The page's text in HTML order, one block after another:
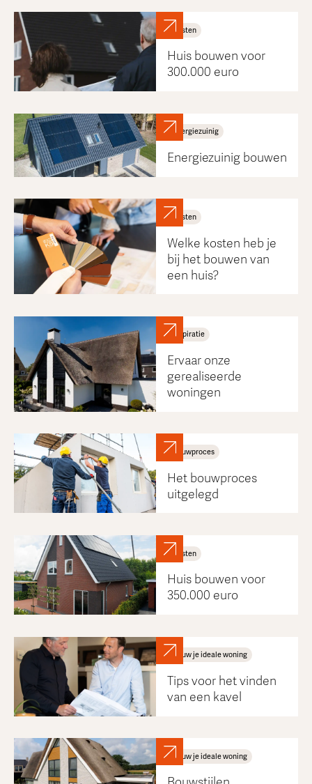
Kosten
Huis bouwen voor
300.000 euro
Energiezuinig
Energiezuinig bouwen
Kosten
Welke kosten heb je
bij het bouwen van
een huis?
Inspiratie
Ervaar onze
gerealiseerde
woningen
Bouwproces
Het bouwproces
uitgelegd
Kosten
Huis bouwen voor
350.000 euro
Bouw je ideale woning
Tips voor het vinden
van een kavel
Bouw je ideale woning